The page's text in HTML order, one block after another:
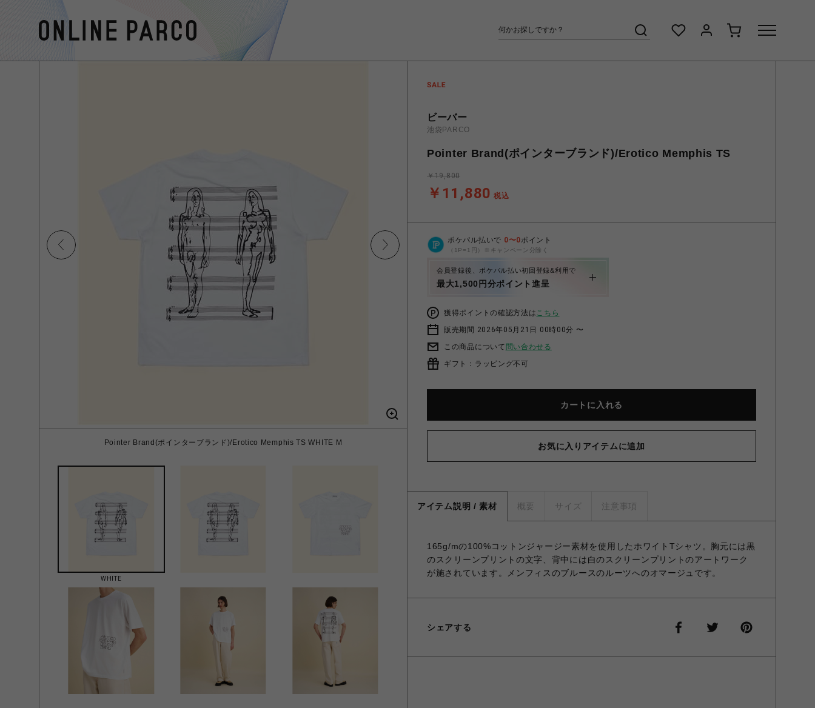
Pointer Brand(ポインターブランド)/Erotico Memphis TS WHITE M
WHITE
ビーバー
池袋PARCO
Pointer Brand(ポインターブランド)/Erotico Memphis TS
￥11,880 税込
￥19,800
ポケパル払いで 0〜0ポイント
（1P=1円）※キャンペーン分除く
会員登録後、ポケパル払い初回登録&利用で
最大1,500円分ポイント進呈
獲得ポイントの確認方法はこちら
販売期間 2026年05月21日 00時00分 〜
この商品について 問い合わせる
ギフト：ラッピング不可
カートに入れる
お気に入りアイテムに追加
アイテム説明 / 素材 概要 サイズ 注意事項
165g/mの100%コットンジャージー素材を使用したホワイトTシャツ。胸元には黒
のスクリーンプリントの文字、背中には白のスクリーンプリントのアートワーク
が施されています。メンフィスのブルースのルーツへのオマージュです。
シェアする